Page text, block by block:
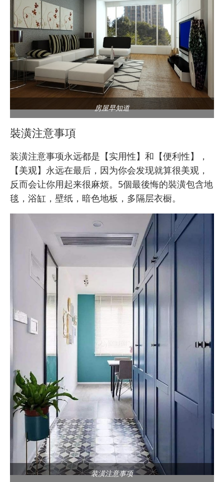
房屋早知道
裝潢注意事項
装潢注意事项永远都是【实用性】和【便利性】，
【美观】永远在最后，因为你会发现就算很美观，
反而会让你用起来很麻烦。5個最後悔的裝潢包含地
毯，浴缸，壁纸，暗色地板， 多隔层衣橱。
装潢注意事项